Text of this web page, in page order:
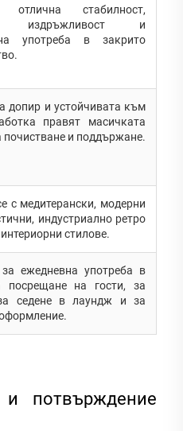
отлична стабилност,
издръжливост и
употреба в закрито
допир и устойчивата към
правят масичката
почистване и поддържане.
с медитерански, модерни
индустриално ретро
стилове.
ежедневна употреба в
посрещане на гости, за
седене в лаундж и за
и потвърждение